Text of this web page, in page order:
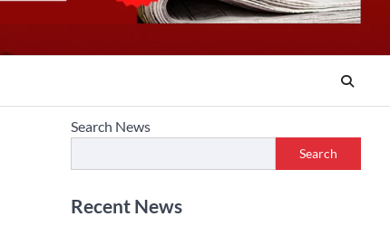
Search News
Search
Recent News